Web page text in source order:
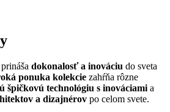
dokonalosť a inováciu do sveta
ponuka kolekcie zahŕňa rôzne
špičkovú technológiu s inováciami a
a dizajnérov po celom svete.